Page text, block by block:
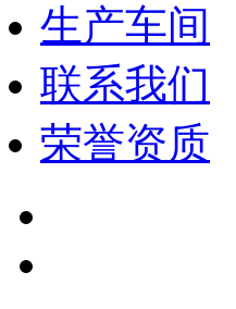
生产车间
联系我们
荣誉资质